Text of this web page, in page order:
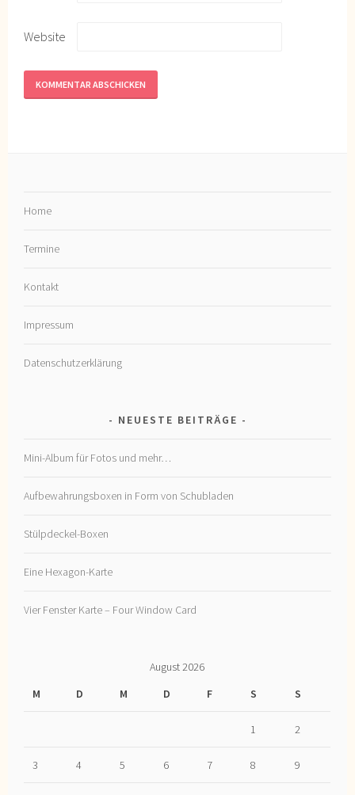
Website
Home
Termine
Kontakt
Impressum
Datenschutzerklärung
NEUESTE BEITRÄGE
Mini-Album für Fotos und mehr…
Aufbewahrungsboxen in Form von Schubladen
Stülpdeckel-Boxen
Eine Hexagon-Karte
Vier Fenster Karte – Four Window Card
August 2026
M
D M D F S S
1 2
3 4 5 6 7 8 9